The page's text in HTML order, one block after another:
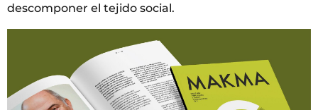
descomponer el tejido social.